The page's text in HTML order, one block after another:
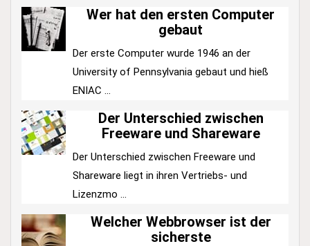
Wer hat den ersten Computer
gebaut
Der erste Computer wurde 1946 an der
University of Pennsylvania gebaut und hieß
ENIAC ...
Der Unterschied zwischen
Freeware und Shareware
Der Unterschied zwischen Freeware und
Shareware liegt in ihren Vertriebs- und
Lizenzmo ...
Welcher Webbrowser ist der
sicherste